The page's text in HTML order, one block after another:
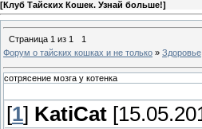
[Клуб Тайских Кошек. Узнай больше!]
Страница 1 из 1
1
Форум о тайских кошках и не только » Здоровье
сотрясение мозга у котенка
[1] KatiCat